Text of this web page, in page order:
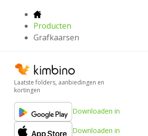
Producten
Grafkaarsen
Laatste folders, aanbiedingen en
kortingen
Downloaden in
Downloaden in